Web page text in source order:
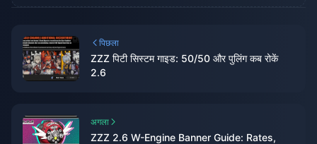
पिछला
ZZZ पिटी सिस्टम गाइड: 50/50 और पुलिंग कब रोकें
2.6
अगला
ZZZ 2.6 W-Engine Banner Guide: Rates,